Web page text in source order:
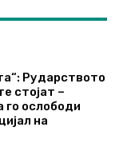
Рударството
стојат –
ослободи
на